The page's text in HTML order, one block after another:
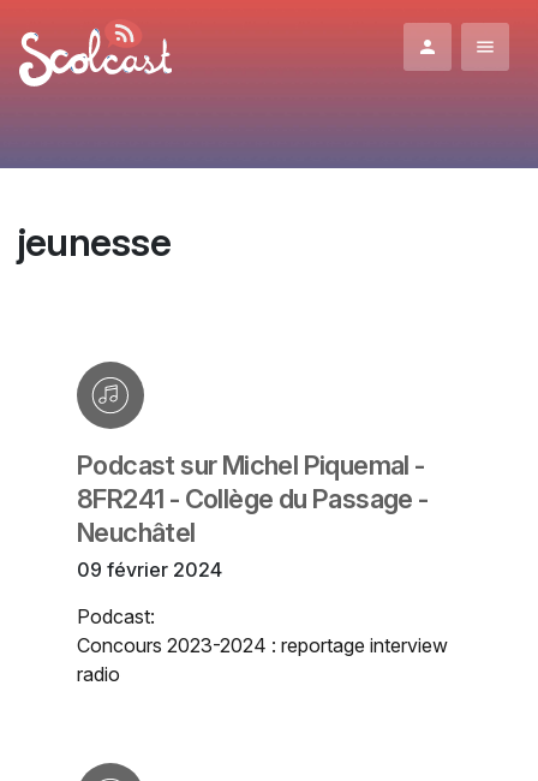
jeunesse
Podcast sur Michel Piquemal -
8FR241 - Collège du Passage -
Neuchâtel
09 février 2024
Podcast:
Concours 2023-2024 : reportage interview
radio